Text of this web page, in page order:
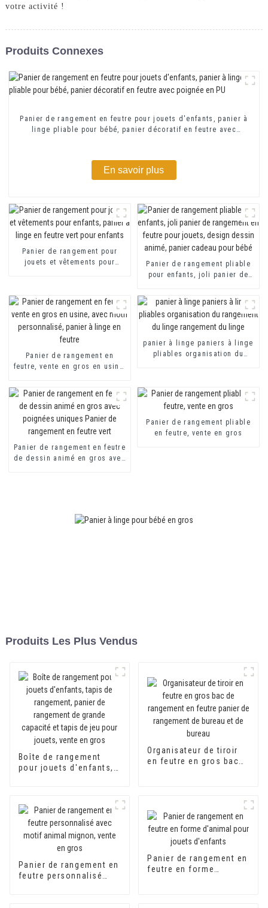
votre activité !
Produits Connexes
Panier de rangement en feutre pour jouets d'enfants, panier à
linge pliable pour bébé, panier décoratif en feutre avec
En savoir plus
Panier de rangement pour
jouets et vêtements pour
Panier de rangement pliable
pour enfants, joli panier de
jouets, design dessin animé,
panier cadeau pour bébé
Panier de rangement en
feutre, vente en gros en usine,
panier à linge en feutre
panier à linge paniers à linge
pliables organisation du
Panier de rangement en feutre
de dessin animé en gros avec
Panier de rangement pliable
en feutre, vente en gros
Produits Les Plus Vendus
Boîte de rangement
pour jouets d'enfants,
tapis de jeu pour
jouets, vente en gros
Organisateur de tiroir
en feutre en gros bac
Panier de rangement en
feutre personnalisé
Panier de rangement en
feutre en forme